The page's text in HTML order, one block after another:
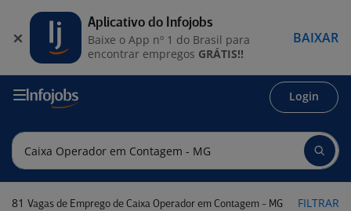
Login
81 Vagas de Emprego de Caixa Operador em Contagem - MG FILTRAR
Aplicativo do Infojobs
Baixe o App nº 1 do Brasil para
encontrar empregos GRÁTIS!!
BAIXAR